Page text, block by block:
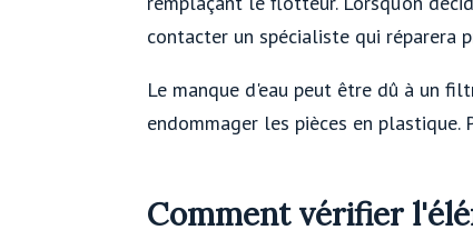
contacter un spécialiste qui réparera
Le manque d'eau peut être dû à un
endommager les pièces en
Comment vérifier